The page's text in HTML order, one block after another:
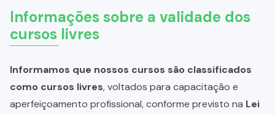
Informações sobre a validade dos
cursos livres
Informamos que nossos cursos são classificados
como cursos livres, voltados para capacitação e
aperfeiçoamento profissional, conforme previsto na Lei